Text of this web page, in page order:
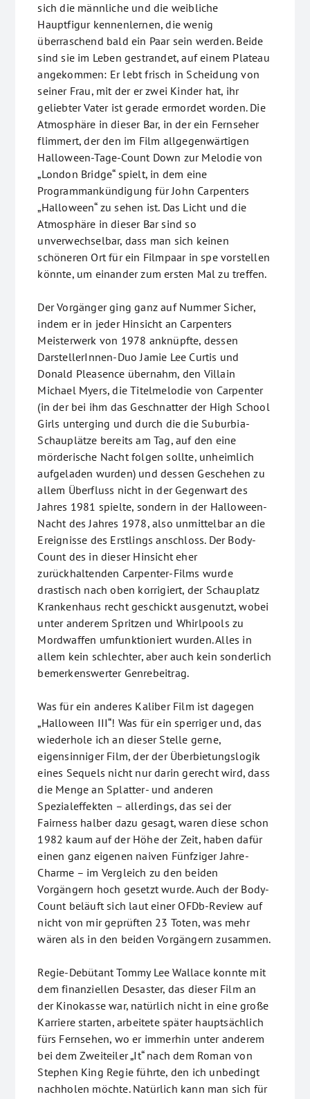
sich die männliche und die weibliche
Hauptfigur kennenlernen, die wenig
überraschend bald ein Paar sein werden. Beide
sind sie im Leben gestrandet, auf einem Plateau
angekommen: Er lebt frisch in Scheidung von
seiner Frau, mit der er zwei Kinder hat, ihr
geliebter Vater ist gerade ermordet worden. Die
Atmosphäre in dieser Bar, in der ein Fernseher
flimmert, der den im Film allgegenwärtigen
Halloween-Tage-Count Down zur Melodie von
„London Bridge“ spielt, in dem eine
Programmankündigung für John Carpenters
„Halloween“ zu sehen ist. Das Licht und die
Atmosphäre in dieser Bar sind so
unverwechselbar, dass man sich keinen
schöneren Ort für ein Filmpaar in spe vorstellen
könnte, um einander zum ersten Mal zu treffen.
Der Vorgänger ging ganz auf Nummer Sicher,
indem er in jeder Hinsicht an Carpenters
Meisterwerk von 1978 anknüpfte, dessen
DarstellerInnen-Duo Jamie Lee Curtis und
Donald Pleasence übernahm, den Villain
Michael Myers, die Titelmelodie von Carpenter
(in der bei ihm das Geschnatter der High School
Girls unterging und durch die die Suburbia-
Schauplätze bereits am Tag, auf den eine
mörderische Nacht folgen sollte, unheimlich
aufgeladen wurden) und dessen Geschehen zu
allem Überfluss nicht in der Gegenwart des
Jahres 1981 spielte, sondern in der Halloween-
Nacht des Jahres 1978, also unmittelbar an die
Ereignisse des Erstlings anschloss. Der Body-
Count des in dieser Hinsicht eher
zurückhaltenden Carpenter-Films wurde
drastisch nach oben korrigiert, der Schauplatz
Krankenhaus recht geschickt ausgenutzt, wobei
unter anderem Spritzen und Whirlpools zu
Mordwaffen umfunktioniert wurden. Alles in
allem kein schlechter, aber auch kein sonderlich
bemerkenswerter Genrebeitrag.
Was für ein anderes Kaliber Film ist dagegen
„Halloween III“! Was für ein sperriger und, das
wiederhole ich an dieser Stelle gerne,
eigensinniger Film, der der Überbietungslogik
eines Sequels nicht nur darin gerecht wird, dass
die Menge an Splatter- und anderen
Spezialeffekten – allerdings, das sei der
Fairness halber dazu gesagt, waren diese schon
1982 kaum auf der Höhe der Zeit, haben dafür
einen ganz eigenen naiven Fünfziger Jahre-
Charme – im Vergleich zu den beiden
Vorgängern hoch gesetzt wurde. Auch der Body-
Count beläuft sich laut einer OFDb-Review auf
nicht von mir geprüften 23 Toten, was mehr
wären als in den beiden Vorgängern zusammen.
Regie-Debütant Tommy Lee Wallace konnte mit
dem finanziellen Desaster, das dieser Film an
der Kinokasse war, natürlich nicht in eine große
Karriere starten, arbeitete später hauptsächlich
fürs Fernsehen, wo er immerhin unter anderem
bei dem Zweiteiler „It“ nach dem Roman von
Stephen King Regie führte, den ich unbedingt
nachholen möchte. Natürlich kann man sich für